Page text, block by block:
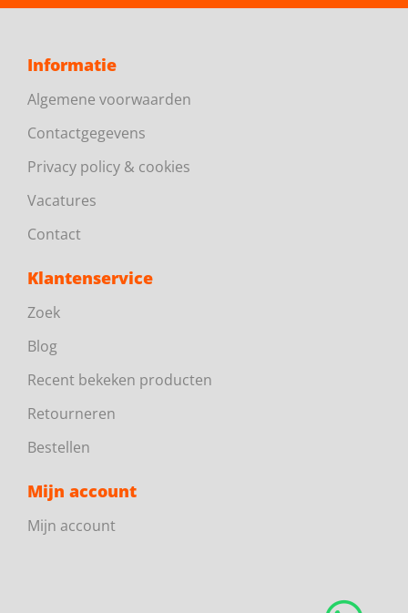
Informatie
Algemene voorwaarden
Contactgegevens
Privacy policy & cookies
Vacatures
Contact
Klantenservice
Zoek
Blog
Recent bekeken producten
Retourneren
Bestellen
Mijn account
Mijn account